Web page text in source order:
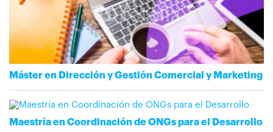
Máster en Dirección y Gestión Comercial y Marketing
Maestría en Coordinación de ONGs para el Desarrollo